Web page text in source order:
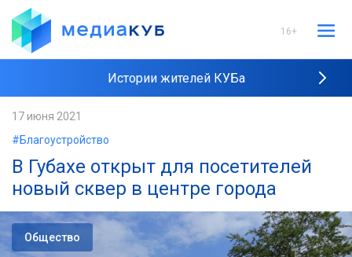
16+
Истории жителей КУБа
17 июня 2021
#Благоустройство
В Губахе открыт для посетителей
новый сквер в центре города
Общество